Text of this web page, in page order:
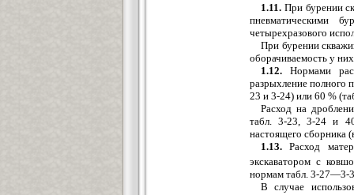
1.11. При бурении
пневматическими
четырехразового
При бурении
оборачиваемость у
1.12. Нормами
разрыхление полного
23 и 3-24) или 60 %
Расход на
табл. 3-23, 3-24 и
настоящего сборника
1.13. Расход
экскаватором с
нормам табл. 3-27—3-
В случае